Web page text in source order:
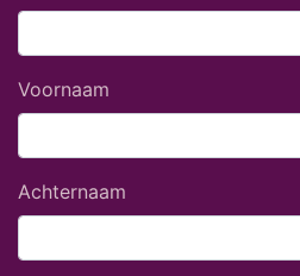
Voornaam
Achternaam